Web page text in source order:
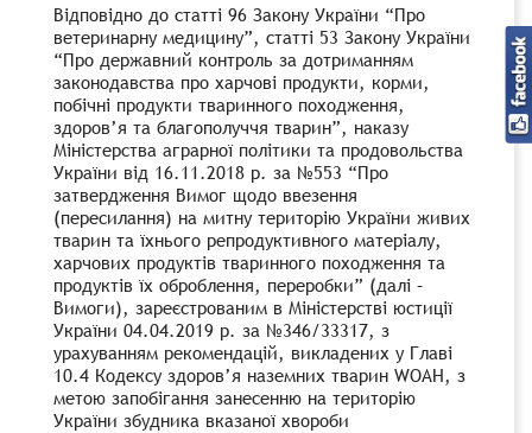
Відповідно до статті 96 Закону України “Про
ветеринарну медицину”, статті 53 Закону України
“Про державний контроль за дотриманням
законодавства про харчові продукти, корми,
побічні продукти тваринного походження,
здоров’я та благополуччя тварин”, наказу
Міністерства аграрної політики та продовольства
України від 16.11.2018 р. за №553 “Про
затвердження Вимог щодо ввезення
(пересилання) на митну територію України живих
тварин та їхнього репродуктивного матеріалу,
харчових продуктів тваринного походження та
продуктів їх оброблення, переробки” (далі –
Вимоги), зареєстрованим в Міністерстві юстиції
України 04.04.2019 р. за №346/33317, з
урахуванням рекомендацій, викладених у Главі
10.4 Кодексу здоров’я наземних тварин WOAH, з
метою запобігання занесенню на територію
України збудника вказаної хвороби